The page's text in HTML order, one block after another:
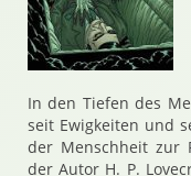
In den Tiefen des
seit Ewigkeiten und
der Menschheit zur
der Autor H. P.